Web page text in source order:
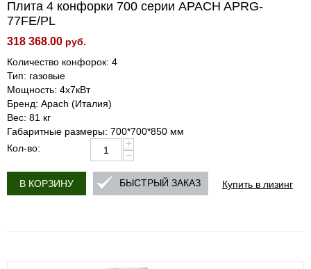
Плита 4 конфорки 700 серии APACH APRG-
77FE/PL
318 368.00 руб.
Количество конфорок: 4
Тип: газовые
Мощность: 4х7кВт
Бренд: Apach (Италия)
Вес: 81 кг
Габаритные размеры: 700*700*850 мм
Кол-во:
+
−
В КОРЗИНУ Купить в лизинг
БЫСТРЫЙ ЗАКАЗ